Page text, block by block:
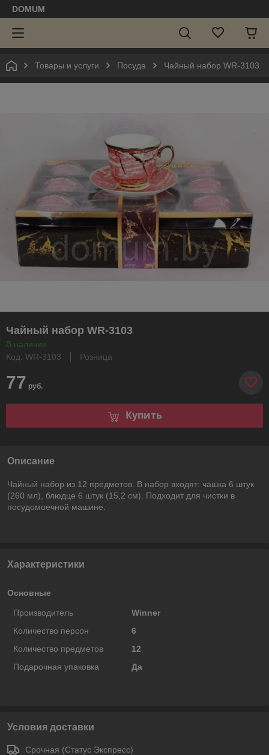
DOMUM
Товары и услуги Посуда Чайный набор WR-3103
Чайный набор WR-3103
В наличии
Код: WR-3103
Розница
77 руб.
Купить
Описание
Чайный набор из 12 предметов. В набор входят: чашка 6 штук
(260 мл), блюдце 6 штук (15,2 см). Подходит для чистки в
посудомоечной машине.
Характеристики
Основные
Производитель
Winner
Количество персон
6
Количество предметов
12
Подарочная упаковка
Да
Условия доставки
Срочная (Статус Экспресс)